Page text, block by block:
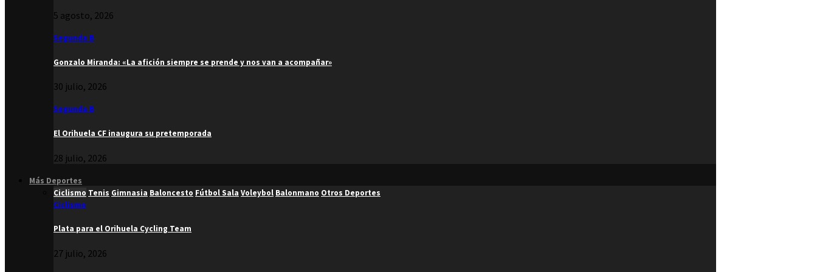
5 agosto, 2026
Segunda B
Gonzalo Miranda: «La afición siempre se prende y nos van a acompañar»
30 julio, 2026
Segunda B
El Orihuela CF inaugura su pretemporada
28 julio, 2026
Más Deportes
Ciclismo Tenis Gimnasia Baloncesto Fútbol Sala Voleybol Balonmano Otros Deportes
Ciclismo
Plata para el Orihuela Cycling Team
27 julio, 2026